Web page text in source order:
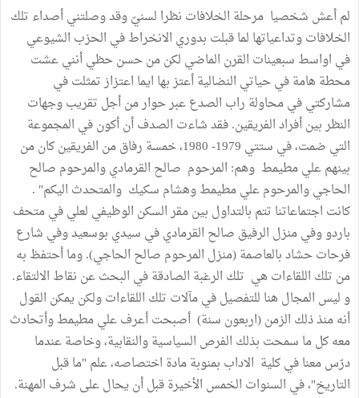
لم أعش شخصيا مرحلة الخلافات نظرا لسنيّ وقد وصلتني أصداء تلك
الخلافات وتداعياتها لما قبلت بدوري الانخراط في الحزب الشيوعي
في اواسط سبعينات القرن الماضي لكن من حسن حظي أنني عشت
محطة هامة في حياتي النضالية أعتز بها ايما اعتزاز تمثلت في
مشاركتي في محاولة راب الصدع عبر حوار من أجل تقريب وجهات
النظر بين أفراد الفريقين. فقد شاءت الصدف أن أكون في المجموعة
التي ضمت، في ستتي 1979- 1980، خمسة رفاق من الفريقين كان من
بينهم علي مطيمط وهم: المرحوم صالح القرمادي والمرحوم صالح
الحاجي والمرحوم علي مطيمط وهشام سكيك والمتحدث اليكم" .
كانت اجتماعاتنا تتم بالتداول بين مقر السكن الوظيفي لعلي في متحف
باردو وفي منزل الرفيق صالح القرمادي في سيدي بوسعيد وفي شارع
فرحات حشاد بالعاصمة (منزل المرحوم صالح الحاجي). وما أحتفظ به
من تلك اللقاءات هي تلك الرغبة الصادقة في البحث عن نقاط الالتقاء.
و ليس المجال هنا للتفصيل في مآلات تلك اللقاءات ولكن يمكن القول
أنه منذ ذلك الزمن (اربعون سنة) أصبحت أعرف علي مطيمط وأتحادث
معه كل ما سمحت بذلك الفرص السياسية والنقابية، وخاصة عندما
درّس معنا في كلية الاداب بمنوبة مادة اختصاصه، علم "ما قبل
التاريخ"، في السنوات الخمس الأخيرة قبل أن يحال على شرف المهنة.